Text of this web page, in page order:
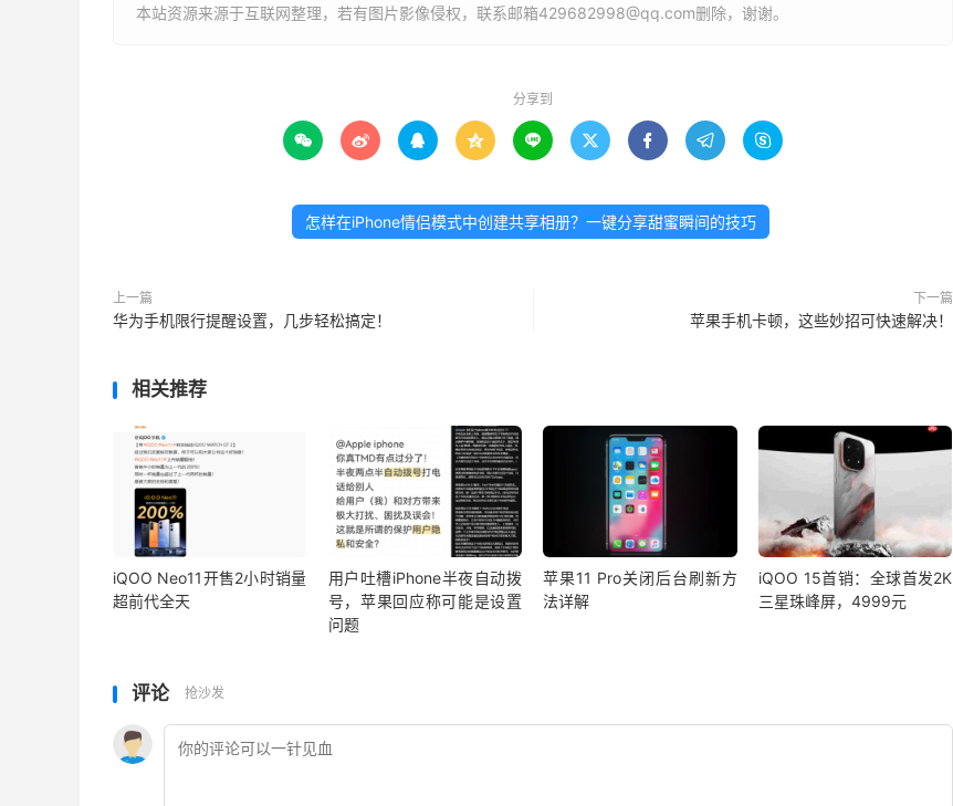
本站资源来源于互联网整理，若有图片影像侵权，联系邮箱429682998@qq.com删除，谢谢。
分享到
        
怎样在iPhone情侣模式中创建共享相册？一键分享甜蜜瞬间的技巧
上一篇
华为手机限行提醒设置，几步轻松搞定！
下一篇
苹果手机卡顿，这些妙招可快速解决！
相关推荐
iQOO Neo11开售2小时销量
超前代全天
用户吐槽iPhone半夜自动拨
号，苹果回应称可能是设置
问题
苹果11 Pro关闭后台刷新方
法详解
iQOO 15首销：全球首发2K
三星珠峰屏，4999元
评论 抢沙发